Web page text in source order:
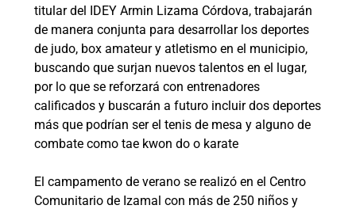
titular del IDEY Armin Lizama Córdova, trabajarán
de manera conjunta para desarrollar los deportes
de judo, box amateur y atletismo en el municipio,
buscando que surjan nuevos talentos en el lugar,
por lo que se reforzará con entrenadores
calificados y buscarán a futuro incluir dos deportes
más que podrían ser el tenis de mesa y alguno de
combate como tae kwon do o karate
El campamento de verano se realizó en el Centro
Comunitario de Izamal con más de 250 niños y